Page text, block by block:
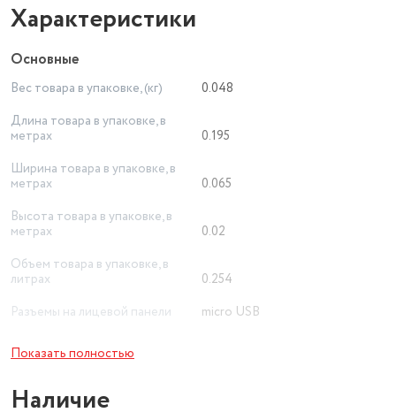
Характеристики
Основные
Вес товара в упаковке, (кг)
0.048
Длина товара в упаковке, в
метрах
0.195
Ширина товара в упаковке, в
метрах
0.065
Высота товара в упаковке, в
метрах
0.02
Объем товара в упаковке, в
литрах
0.254
Разъемы на лицевой панели
micro USB
Максимальный ток
Показать полностью
Наличие